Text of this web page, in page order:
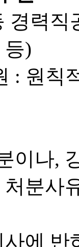
경력
등)
: 원칙
이나,
분사
에